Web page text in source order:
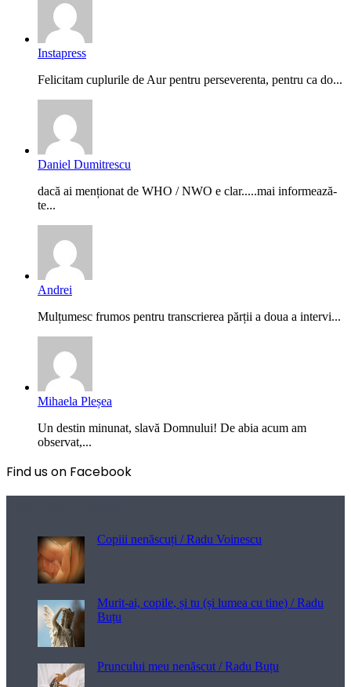
Instapress
Felicitam cuplurile de Aur pentru perseverenta, pentru ca do...
Daniel Dumitrescu
dacă ai menționat de WHO / NWO e clar.....mai informează-
te...
Andrei
Mulțumesc frumos pentru transcrierea părții a doua a intervi...
Mihaela Pleșea
Un destin minunat, slavă Domnului! De abia acum am
observat,...
Find us on Facebook
Copiii nenăscuți / Radu Voinescu
Murit-ai, copile, și tu (și lumea cu tine) / Radu
Buțu
Pruncului meu nenăscut / Radu Buțu